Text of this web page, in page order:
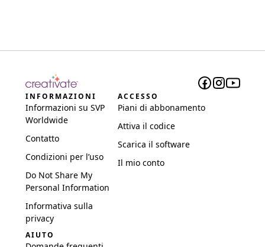
INFORMAZIONI
Informazioni su SVP
Worldwide
Contatto
Condizioni per l’uso
Do Not Share My
Personal Information
Informativa sulla
privacy
ACCESSO
Piani di abbonamento
Attiva il codice
Scarica il software
Il mio conto
AIUTO